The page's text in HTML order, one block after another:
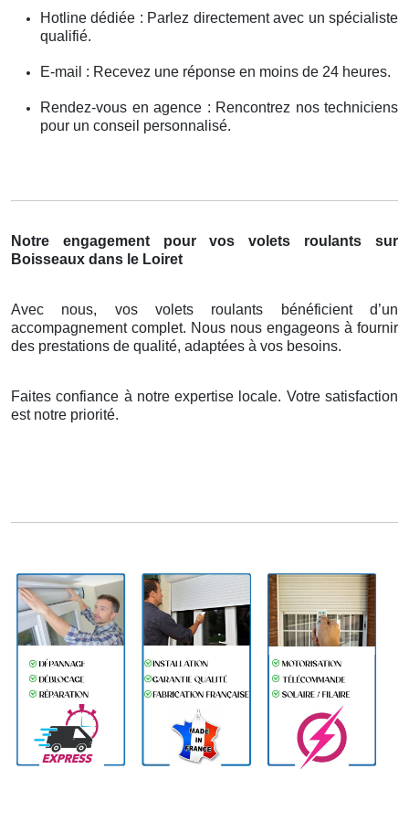
Hotline dédiée : Parlez directement avec un spécialiste
qualifié.
E-mail : Recevez une réponse en moins de 24 heures.
Rendez-vous en agence : Rencontrez nos techniciens
pour un conseil personnalisé.
Notre engagement pour vos volets roulants sur
Boisseaux dans le Loiret
Avec nous, vos volets roulants bénéficient d’un
accompagnement complet. Nous nous engageons à fournir
des prestations de qualité, adaptées à vos besoins.
Faites confiance à notre expertise locale. Votre satisfaction
est notre priorité.